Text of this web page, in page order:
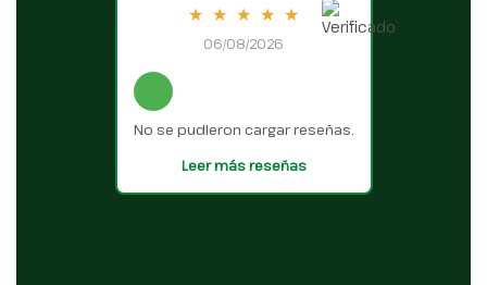
★ ★ ★ ★ ★
06/08/2026
No se pudieron cargar reseñas.
Leer más reseñas